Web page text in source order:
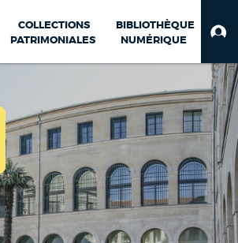
COLLECTIONS
PATRIMONIALES
BIBLIOTHÈQUE
NUMÉRIQUE